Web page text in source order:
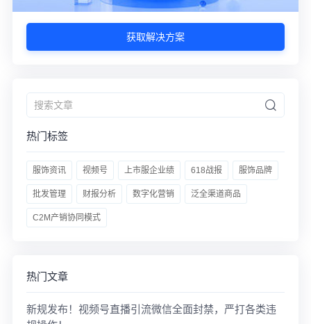
获取解决方案
热门标签
服饰资讯 视频号 上市服企业绩 618战报 服饰品牌
批发管理 财报分析 数字化营销 泛全渠道商品
C2M产销协同模式
热门文章
新规发布！视频号直播引流微信全面封禁，严打各类违